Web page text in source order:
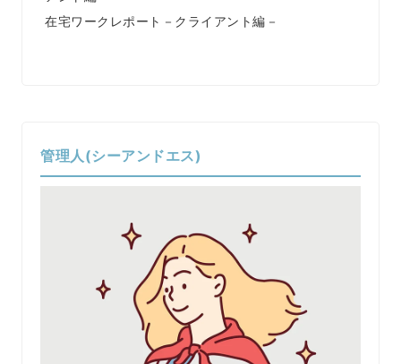
在宅ワークレポート－クライアント編－
管理人(シーアンドエス)